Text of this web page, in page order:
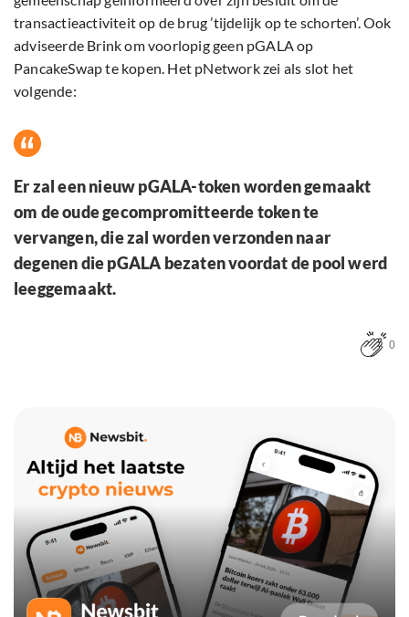
transactieactiviteit op de brug ’tijdelijk op te schorten’. Ook
adviseerde Brink om voorlopig geen pGALA op
PancakeSwap te kopen. Het pNetwork zei als slot het
volgende:
Er zal een nieuw pGALA-token worden gemaakt
om de oude gecompromitteerde token te
vervangen, die zal worden verzonden naar
degenen die pGALA bezaten voordat de pool werd
leeggemaakt.
0